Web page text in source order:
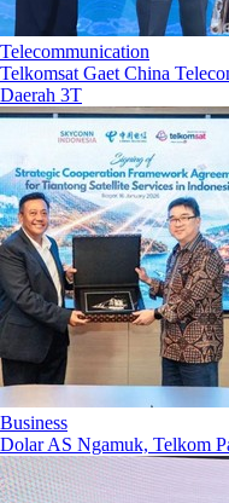
Telecommunication
Telkomsat Gaet China
Daerah 3T
Business
Dolar AS Ngamuk, Telkom